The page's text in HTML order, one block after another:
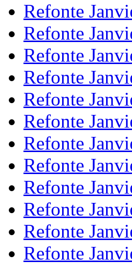
Refonte
Refonte
Refonte
Refonte
Refonte
Refonte
Refonte
Refonte
Refonte
Refonte
Refonte
Refonte